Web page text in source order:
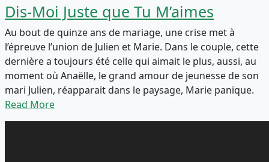
Dis-Moi Juste que Tu M’aimes
Au bout de quinze ans de mariage, une crise met à
l’épreuve l’union de Julien et Marie. Dans le couple, cette
dernière a toujours été celle qui aimait le plus, aussi, au
moment où Anaëlle, le grand amour de jeunesse de son
mari Julien, réapparait dans le paysage, Marie panique.
Read More